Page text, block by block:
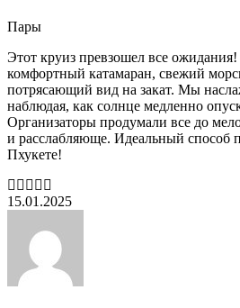
Пары
Этот круиз превзошел все
комфортный катамаран, свежий
потрясающий вид на закат. Мы
наблюдая, как солнце медленно
Организаторы продумали все до
и расслабляюще. Идеальный способ
Пхукете!
15.01.2025